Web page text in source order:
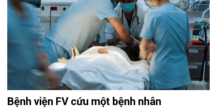
Bệnh viện FV cứu một bệnh nhân